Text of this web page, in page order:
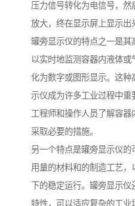
压力信号转化为电信号，然
放大，终在显示屏上显示出
罐旁显示仪的特点之一是其
以实时地监测容器内液体
化为数字或图形显示。这种
示仪成为许多工业过程中
工程师和操作人员了解容
采取必要的措施。
另一个特点是罐旁显示仪
用量的材料和的制造工艺
下的稳定运行。罐旁显示
特性，可以适应复杂的工